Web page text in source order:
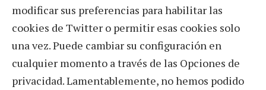
modificar sus preferencias para habilitar las
cookies de Twitter o permitir esas cookies solo
una vez. Puede cambiar su configuración en
cualquier momento a través de las Opciones de
privacidad. Lamentablemente, no hemos podido